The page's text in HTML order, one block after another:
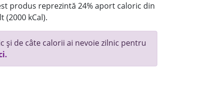
produs reprezintă 24% aport caloric din
kCal).
și de câte calorii ai nevoie zilnic pentru